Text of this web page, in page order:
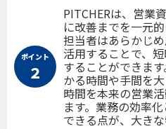
ポイント
２
PITCHERは、営業
に改善までを一元
担当者はあらかじ
活用することで、
することができま
かる時間や手間を
時間を本来の営業
ます。業務の効率
できる点が、大き